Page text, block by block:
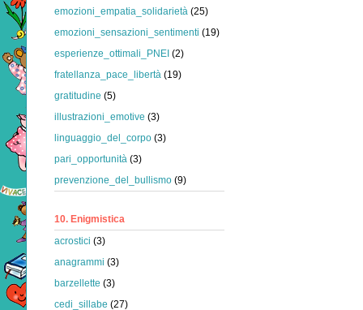
emozioni_empatia_solidarietà (25)
emozioni_sensazioni_sentimenti (19)
esperienze_ottimali_PNEI (2)
fratellanza_pace_libertà (19)
gratitudine (5)
illustrazioni_emotive (3)
linguaggio_del_corpo (3)
pari_opportunità (3)
prevenzione_del_bullismo (9)
10. Enigmistica
acrostici (3)
anagrammi (3)
barzellette (3)
cedi_sillabe (27)